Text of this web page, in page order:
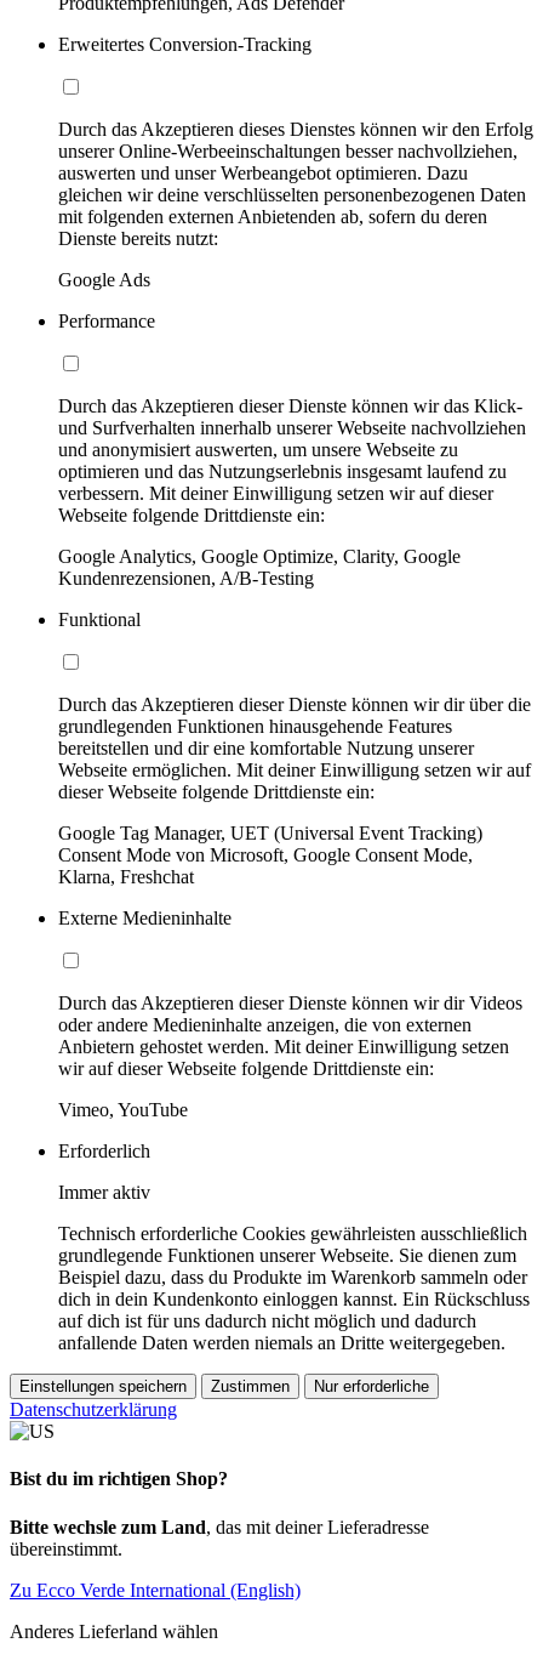
Erweitertes Conversion-Tracking
Durch das Akzeptieren dieses Dienstes können wir den Erfolg
unserer Online-Werbeeinschaltungen besser nachvollziehen,
auswerten und unser Werbeangebot optimieren. Dazu
gleichen wir deine verschlüsselten personenbezogenen Daten
mit folgenden externen Anbietenden ab, sofern du deren
Dienste bereits nutzt:
Google Ads
Performance
Durch das Akzeptieren dieser Dienste können wir das Klick-
und Surfverhalten innerhalb unserer Webseite nachvollziehen
und anonymisiert auswerten, um unsere Webseite zu
optimieren und das Nutzungserlebnis insgesamt laufend zu
verbessern. Mit deiner Einwilligung setzen wir auf dieser
Webseite folgende Drittdienste ein:
Google Analytics, Google Optimize, Clarity, Google
Kundenrezensionen, A/B-Testing
Funktional
Durch das Akzeptieren dieser Dienste können wir dir über die
grundlegenden Funktionen hinausgehende Features
bereitstellen und dir eine komfortable Nutzung unserer
Webseite ermöglichen. Mit deiner Einwilligung setzen wir auf
dieser Webseite folgende Drittdienste ein:
Google Tag Manager, UET (Universal Event Tracking)
Consent Mode von Microsoft, Google Consent Mode,
Klarna, Freshchat
Externe Medieninhalte
Durch das Akzeptieren dieser Dienste können wir dir Videos
oder andere Medieninhalte anzeigen, die von externen
Anbietern gehostet werden. Mit deiner Einwilligung setzen
wir auf dieser Webseite folgende Drittdienste ein:
Vimeo, YouTube
Erforderlich
Immer aktiv
Technisch erforderliche Cookies gewährleisten ausschließlich
grundlegende Funktionen unserer Webseite. Sie dienen zum
Beispiel dazu, dass du Produkte im Warenkorb sammeln oder
dich in dein Kundenkonto einloggen kannst. Ein Rückschluss
auf dich ist für uns dadurch nicht möglich und dadurch
anfallende Daten werden niemals an Dritte weitergegeben.
Einstellungen speichern Zustimmen Nur erforderliche
Datenschutzerklärung
Bist du im richtigen Shop?
Bitte wechsle zum Land, das mit deiner Lieferadresse
übereinstimmt.
Zu Ecco Verde International (English)
Anderes Lieferland wählen